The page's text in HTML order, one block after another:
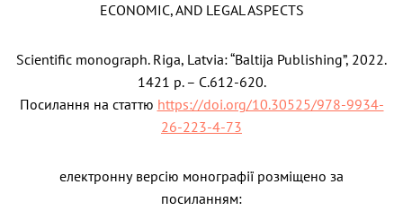
ECONOMIC, AND LEGAL ASPECTS
Scientific monograph. Riga, Latvia: “Baltija Publishing”, 2022.
1421 p. – С.612-620.
Посилання на статтю https://doi.org/10.30525/978-9934-
26-223-4-73
електронну версію монографії розміщено за
посиланням: